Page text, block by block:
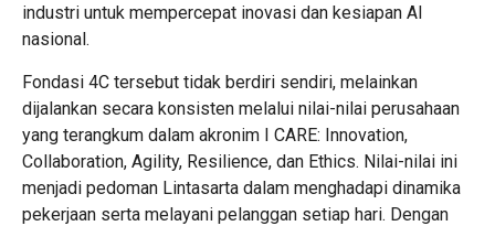
industri untuk mempercepat inovasi dan kesiapan AI
nasional.
Fondasi 4C tersebut tidak berdiri sendiri, melainkan
dijalankan secara konsisten melalui nilai-nilai perusahaan
yang terangkum dalam akronim I CARE: Innovation,
Collaboration, Agility, Resilience, dan Ethics. Nilai-nilai ini
menjadi pedoman Lintasarta dalam menghadapi dinamika
pekerjaan serta melayani pelanggan setiap hari. Dengan